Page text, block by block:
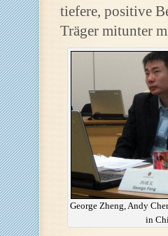
tiefere, positive
Träger mitunter
George Zheng, Andy
in